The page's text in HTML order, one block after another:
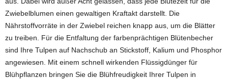
Zwiebelblumen einen gewaltigen Kraftakt darstellt. Die
Nährstoffvorräte in der Zwiebel reichen knapp aus, um die Blätter
zu treiben. Für die Entfaltung der farbenprächtigen Blütenbecher
sind Ihre Tulpen auf Nachschub an Stickstoff, Kalium und Phosphor
angewiesen. Mit einem schnell wirkenden Flüssigdünger für
Blühpflanzen bringen Sie die Blühfreudigkeit Ihrer Tulpen in